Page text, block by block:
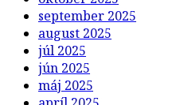
september 2025
august 2025
júl 2025
jún 2025
máj 2025